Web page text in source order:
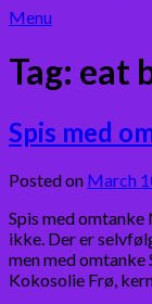
Menu
Tag: eat
Spis med
Posted on March
Spis med
ikke. Der er
men med
Kokosolie Frø,